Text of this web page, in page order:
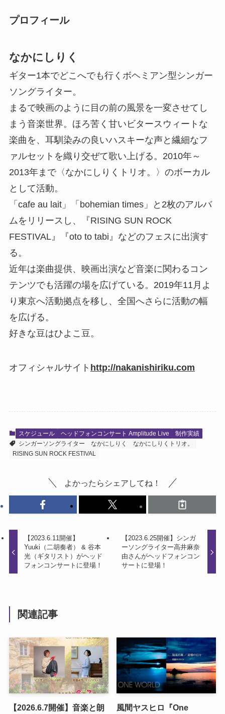
プロフィール
なかにしりく
ギター1本でどこへでも行くボヘミアン型シンガー
ソングライター。
まるで映画のように目の前の風景を一変させてし
まう音楽世界。ほろ苦く甘いビタースウィートな
楽曲を、耳馴染みの良いハスキーな声と繊細なフ
ァルセットを織り交ぜて歌い上げる。2010年～
2013年まで〈なかにしりくトリオ。〉のボーカル
として活動。
「cafe au lait」「bohemian times」と2枚のアルバ
ムをリリースし、『RISING SUN ROCK
FESTIVAL』『oto to tabi』などのフェスに出演す
る。
近年は楽曲提供、映画出演など音楽に関わるコン
テンツでも活躍の場を広げている。2019年11月よ
り東京へ活動拠点を移し、全国へさらに活動の幅
を広げる。
好きな豆はひよこ豆。
オフィシャルサイト http://nakanishiriku.com
スケジュール ヘッドフォンコンサート Amplitude Live
制作実績
シンガーソングライター
なかにしりく
なかにしりくトリオ。
RISING SUN ROCK FESTIVAL
よかったらシェアしてね！
【2023.6.11開催】
Yuuki（二胡奏者） & 谷本
光（ギタリスト）がヘッド
フォンコンサートに登場！
【2023.6.25開催】シンガ
ーソングライター高井麻奈
由さんがヘッドフォンコン
サートに登場！
関連記事
【2026.6.7開催】音楽と朗 風間ヤスヒロ『One